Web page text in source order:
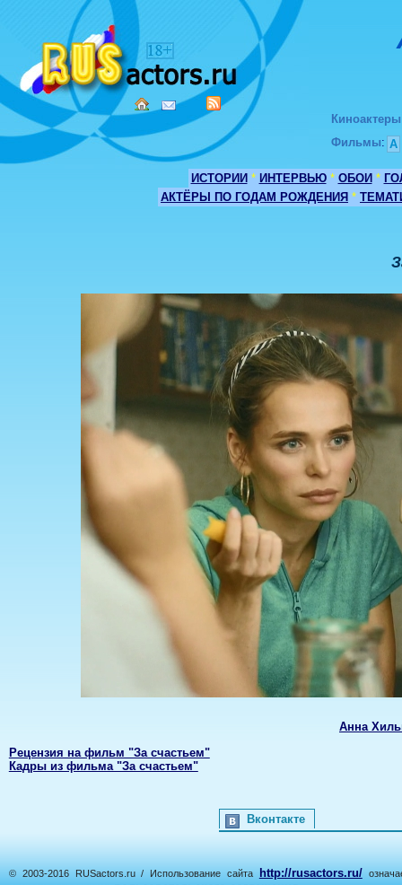
Киноактеры
Фильмы: А
ИСТОРИИ * ИНТЕРВЬЮ * ОБОИ *
АКТЁРЫ ПО ГОДАМ РОЖДЕНИЯ *
Анна
Рецензия на фильм "За счастьем"
Кадры из фильма "За счастьем"
Вконтакте
© 2003-2016 RUSactors.ru / Использование сайта http://rusactors.ru/